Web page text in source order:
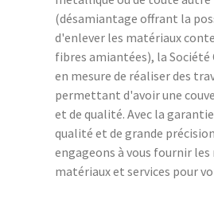
(désamiantage offrant la
d'enlever les matériaux
fibres amiantées), la Société
en mesure de réaliser des
permettant d'avoir une
et de qualité. Avec la
qualité et de grande
engageons à vous fournir
matériaux et services pour